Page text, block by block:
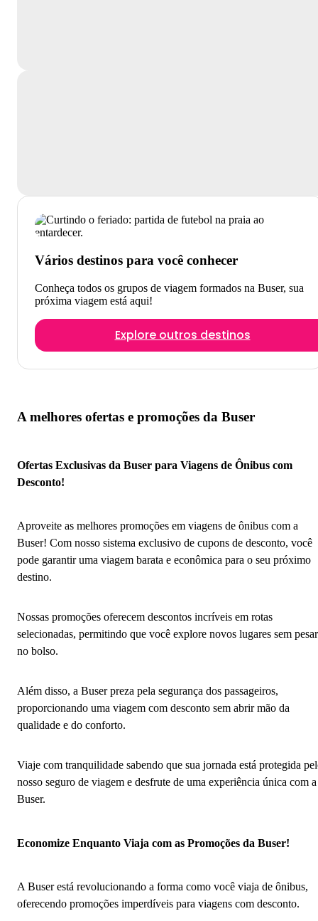
Vários destinos para você conhecer
Conheça todos os grupos de viagem formados na Buser, sua
próxima viagem está aqui!
Explore outros destinos
A melhores ofertas e promoções da Buser
Ofertas Exclusivas da Buser para Viagens de Ônibus com
Desconto!
Aproveite as melhores promoções em viagens de ônibus com a
Buser! Com nosso sistema exclusivo de cupons de desconto, você
pode garantir uma viagem barata e econômica para o seu próximo
destino.
Nossas promoções oferecem descontos incríveis em rotas
selecionadas, permitindo que você explore novos lugares sem pesar
no bolso.
Além disso, a Buser preza pela segurança dos passageiros,
proporcionando uma viagem com desconto sem abrir mão da
qualidade e do conforto.
Viaje com tranquilidade sabendo que sua jornada está protegida
nosso seguro de viagem e desfrute de uma experiência única com a
Buser.
Economize Enquanto Viaja com as Promoções da Buser!
A Buser está revolucionando a forma como você viaja de ônibus,
oferecendo promoções imperdíveis para viagens com desconto.